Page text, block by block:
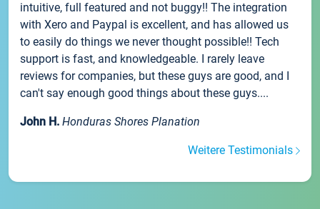
intuitive, full featured and not buggy!! The integration
with Xero and Paypal is excellent, and has allowed us
to easily do things we never thought possible!! Tech
support is fast, and knowledgeable. I rarely leave
reviews for companies, but these guys are good, and I
can't say enough good things about these guys....
John H. Honduras Shores Planation
Weitere Testimonials